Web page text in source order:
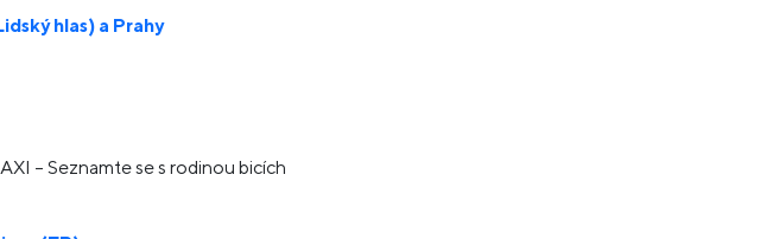
hlas) a Prahy
– Seznamte se s rodinou bicích